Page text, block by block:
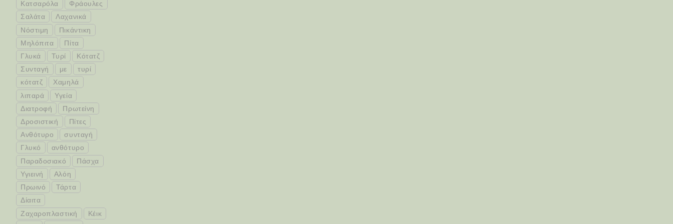
Κατσαρόλα
Φράουλες
Σαλάτα
Λαχανικά
Νόστιμη
Πικάντικη
Μηλόπιτα
Πίτα
Γλυκά
Τυρί
Κότατζ
Συνταγή
με
τυρί
κότατζ
Χαμηλά
λιπαρά
Υγεία
Διατροφή
Πρωτείνη
Δροσιστική
Πίτες
Ανθότυρο
συνταγή
Γλυκό
ανθότυρο
Παραδοσιακό
Πάσχα
Υγιεινή
Αλόη
Πρωινό
Τάρτα
Δίαιτα
Ζαχαροπλαστική
Κέικ